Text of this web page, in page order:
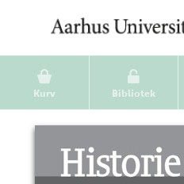
Kurv Bibliotek